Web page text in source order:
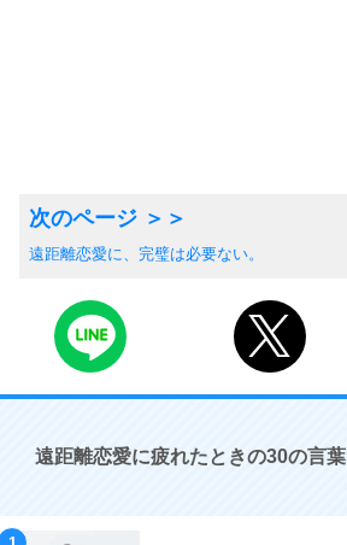
遠距離恋愛に、完璧は必要ない。
遠距離恋愛に疲れたときの30の言葉